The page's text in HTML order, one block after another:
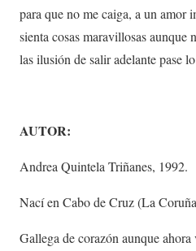
para que no me caiga, a un amor
sienta cosas maravillosas aunque
las ilusión de salir adelante pase
AUTOR:
Andrea Quintela Triñanes, 1992.
Nací en Cabo de Cruz (La
Gallega de corazón aunque